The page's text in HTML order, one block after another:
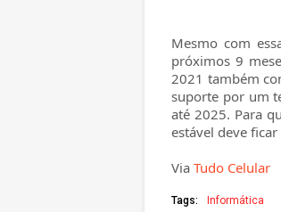
Mesmo com
próximos 9
2021 também
suporte por um
até 2025. Para
estável deve
Via Tudo Celular
Tags: Informática